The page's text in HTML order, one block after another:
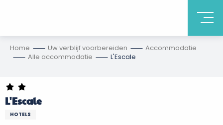
Home Uw verblijf voorbereiden
Accommodatie
Alle accommodatie
L'Escale
L'Escale
HOTELS